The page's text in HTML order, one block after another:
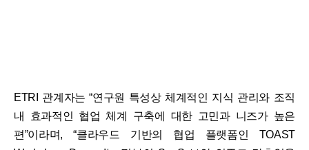
ETRI 관계자는 “연구원 특성상 체계적인 지식 관리와 조직
내 효과적인 협업 체계 구축에 대한 고민과 니즈가 높은
편”이라며, “클라우드 기반의 협업 플랫폼인 TOAST